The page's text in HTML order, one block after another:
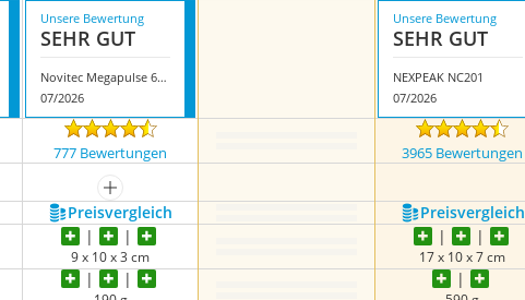
Unsere Bewertung
SEHR GUT
Novitec Megapulse 655000032
07/2026
Unsere Bewertung
SEHR GUT
NEXPEAK NC201
07/2026
777 Bewertungen 3965 Bewertungen
mehr anzeigen
Preis­vergleich Preis­vergleich
9 x 10 x 3 cm 17 x 10 x 7 cm